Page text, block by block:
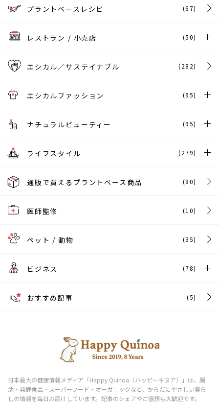
プラントベースレシピ (67)
レストラン / 小売店 (50)
エシカル／サステイナブル (282)
エシカルファッション (95)
ナチュラルビューティー (95)
ライフスタイル (279)
通販で買えるプラントベース商品 (80)
医師監修 (10)
ペット / 動物 (35)
ビジネス (78)
おすすめ記事 (5)